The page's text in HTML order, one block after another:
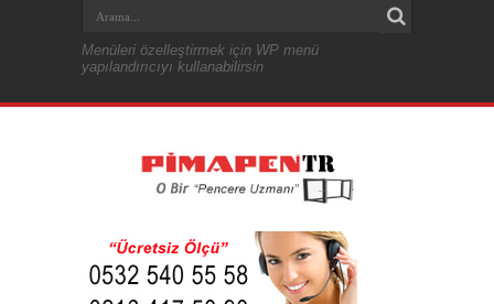
Menüleri özelleştirmek için WP menü
yapılandırıcıyı kullanabilirsin